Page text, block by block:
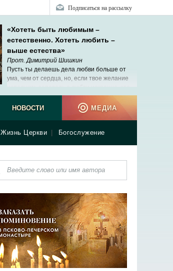
Подписаться на рассылку
«Хотеть быть любимым –
естественно. Хотеть любить –
выше естества»
Прот. Димитрий Шишкин
Пусть ты делаешь дела любви больше от
ума, чем от сердца, но, если твое желание
уже начало твоей сопричастности Христу.
Жизнь Церкви Богослужение
НОВОСТИ МЕДИА